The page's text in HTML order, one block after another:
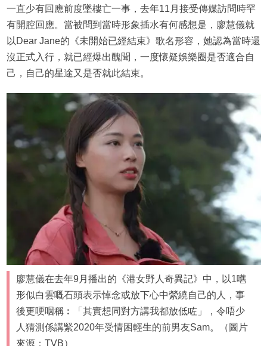
一直少有回應前度墜樓亡一事，去年11月接受傳媒訪問時罕
有開腔回應。當被問到當時形象插水有何感想是，廖慧儀就
以Dear Jane的《未開始已經結束》歌名形容，她認為當時還
沒正式入行，就已經爆出醜聞，一度懷疑娛樂圈是否適合自
己，自己的星途又是否就此結束。
廖慧儀在去年9月播出的《港女野人奇異記》中，以1嚿
形似白雲嘅石頭表示悼念或放下心中縈繞自己的人，事
後更哽咽稱︰「其實想同對方講我都放低咗」，令唔少
人猜測係講緊2020年受情困輕生的前男友Sam。（圖片
來源：TVB）